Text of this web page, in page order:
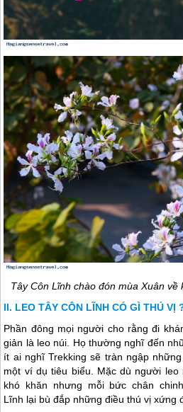
Tây Côn Lĩnh chào đón mùa Xuân
LEO TÂY CÔN LĨNH CÓ GÌ THÚ VỊ
Phần đông mọi người cho rằng đi
giản là leo núi. Họ thường nghĩ đến
ít ai nghĩ Trekking sẽ tràn ngập
một ví dụ tiêu biểu. Mặc dù người leo
khó khăn nhưng mỗi bức chân
Lĩnh lại bù đắp những điều thú vị xứng